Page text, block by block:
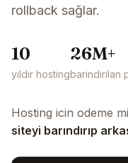
rollback sağlar.
10
yildir hosting
26M+
barindirilan
Hosting icin odeme
siteyi barındırıp